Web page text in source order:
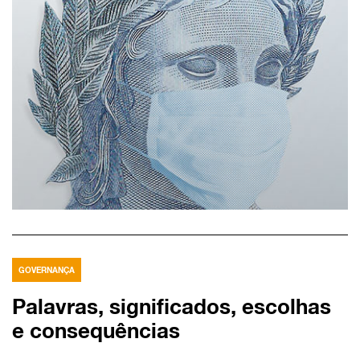
GOVERNANÇA
Palavras, significados, escolhas
e consequências